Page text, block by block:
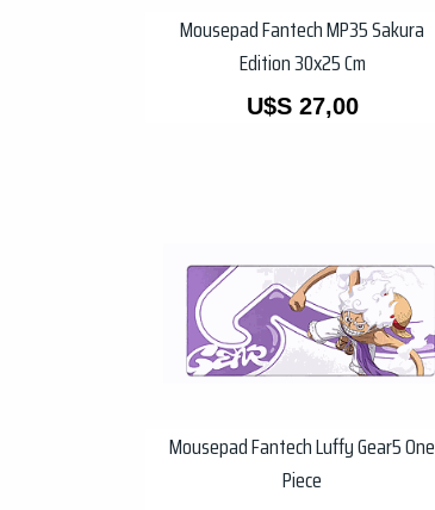
Mousepad Fantech MP35 Sakura
Edition 30x25 Cm
U$S 27,00
Mousepad Fantech Luffy Gear5 One
Piece